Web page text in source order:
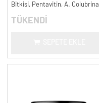
Bitkisi, Pentavitin, A. Colubrina
TÜKENDİ